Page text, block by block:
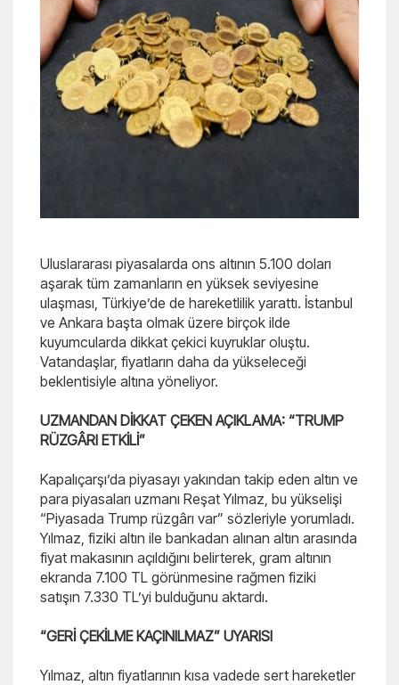
Uluslararası piyasalarda ons altının 5.100 doları
aşarak tüm zamanların en yüksek seviyesine
ulaşması, Türkiye’de de hareketlilik yarattı. İstanbul
ve Ankara başta olmak üzere birçok ilde
kuyumcularda dikkat çekici kuyruklar oluştu.
Vatandaşlar, fiyatların daha da yükseleceği
beklentisiyle altına yöneliyor.
UZMANDAN DİKKAT ÇEKEN AÇIKLAMA: “TRUMP
RÜZGÂRI ETKİLİ”
Kapalıçarşı’da piyasayı yakından takip eden altın ve
para piyasaları uzmanı Reşat Yılmaz, bu yükselişi
“Piyasada Trump rüzgârı var” sözleriyle yorumladı.
Yılmaz, fiziki altın ile bankadan alınan altın arasında
fiyat makasının açıldığını belirterek, gram altının
ekranda 7.100 TL görünmesine rağmen fiziki
satışın 7.330 TL’yi bulduğunu aktardı.
“GERİ ÇEKİLME KAÇINILMAZ” UYARISI
Yılmaz, altın fiyatlarının kısa vadede sert hareketler